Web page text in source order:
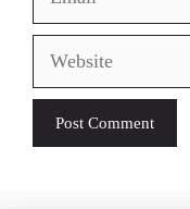
Website